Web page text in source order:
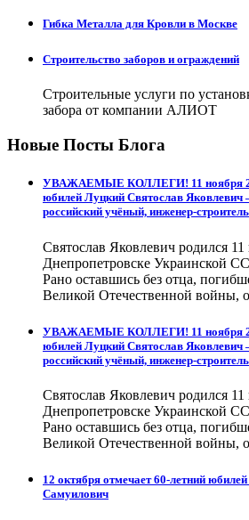
Гибка Металла для Кровли в Москве
Строительство заборов и ограждений
Строительные услуги по
забора от компании АЛИОТ
Новые Посты Блога
УВАЖАЕМЫЕ КОЛЛЕГИ! 11 ноября
юбилей Луцкий Святослав Яковлевич
российский учёный, инженер-строитель
Святослав Яковлевич родился 11
Днепропетровске Украинской
Рано оставшись без отца,
Великой Отечественной войны,
УВАЖАЕМЫЕ КОЛЛЕГИ! 11 ноября
юбилей Луцкий Святослав Яковлевич
российский учёный, инженер-строитель
Святослав Яковлевич родился 11
Днепропетровске Украинской
Рано оставшись без отца,
Великой Отечественной войны,
12 октября отмечает 60-летний
Самуилович